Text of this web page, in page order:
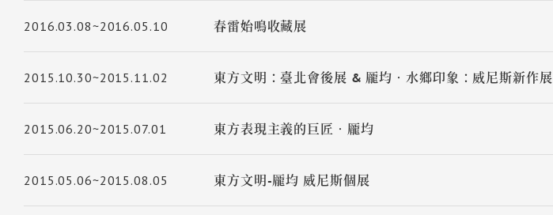
2016.03.08~2016.05.10 春雷始鳴收藏展
2015.10.30~2015.11.02 東方文明：臺北會後展 & 龎均‧水鄉印象：威尼斯新作展
2015.06.20~2015.07.01 東方表現主義的巨匠‧龎均
2015.05.06~2015.08.05 東方文明-龎均 威尼斯個展